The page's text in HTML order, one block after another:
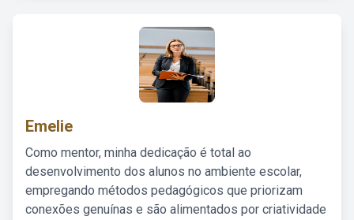
Emelie
Como mentor, minha dedicação é total ao
desenvolvimento dos alunos no ambiente escolar,
empregando métodos pedagógicos que priorizam
conexões genuínas e são alimentados por criatividade